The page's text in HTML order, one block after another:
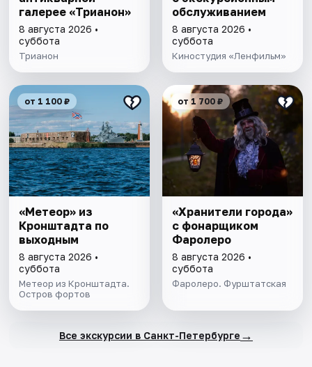
галерее «Трианон»
8 августа 2026 •
суббота
Трианон
обслуживанием
8 августа 2026 •
суббота
Киностудия «Ленфильм»
от 1 100 ₽
«Метеор» из
Кронштадта по
выходным
8 августа 2026 •
суббота
Метеор из Кронштадта.
Остров фортов
от 1 700 ₽
«Хранители города»
с фонарщиком
Фаролеро
8 августа 2026 •
суббота
Фаролеро. Фурштатская
Все экскурсии в Санкт-Петербурге →